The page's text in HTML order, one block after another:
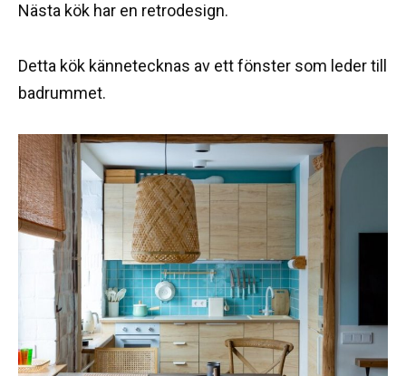
Nästa kök har en retrodesign.
Detta kök kännetecknas av ett fönster som leder till
badrummet.